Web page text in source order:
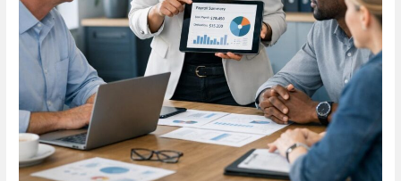
Unternehmen
Zeit
und
Sicherheit